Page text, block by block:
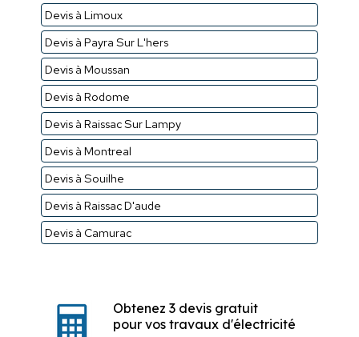
Devis à Limoux
Devis à Payra Sur L'hers
Devis à Moussan
Devis à Rodome
Devis à Raissac Sur Lampy
Devis à Montreal
Devis à Souilhe
Devis à Raissac D'aude
Devis à Camurac
Obtenez 3 devis gratuit
pour vos travaux d'électricité